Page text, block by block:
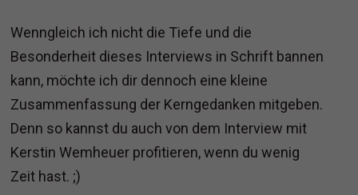
Wenngleich ich nicht die Tiefe und die
Besonderheit dieses Interviews in Schrift bannen
kann, möchte ich dir dennoch eine kleine
Zusammenfassung der Kerngedanken mitgeben.
Denn so kannst du auch von dem Interview mit
Kerstin Wemheuer profitieren, wenn du wenig
Zeit hast. ;)